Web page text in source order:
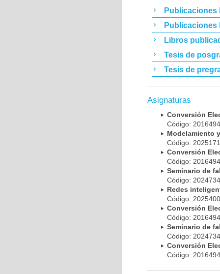
Publicaciones
Publicaciones
Libros
Tesis de
Tesis de
Asignaturas
Conversión
Código:
Modelamiento
Código:
Conversión
Código:
Seminario de
Código:
Redes
Código:
Conversión
Código:
Seminario de
Código:
Conversión
Código: